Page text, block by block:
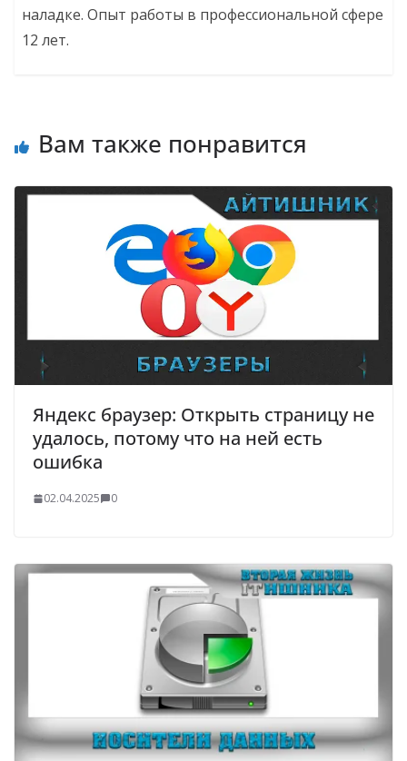
наладке. Опыт работы в профессиональной сфере
12 лет.
Вам также понравится
Яндекс браузер: Открыть страницу не
удалось, потому что на ней есть
ошибка
02.04.2025 0